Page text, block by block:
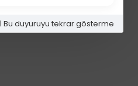
Bu duyuruyu tekrar gösterme